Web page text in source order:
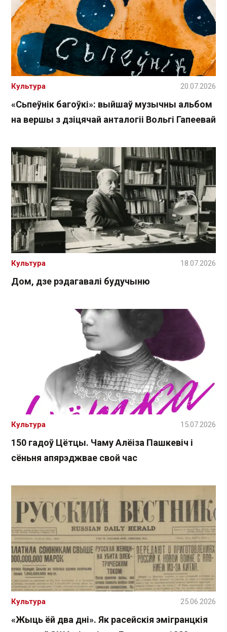
«Сьпеўнік багоўкі»: выйшаў музычны альбом
на вершы з дзіцячай анталогіі Вольгі Гапеевай
Культура 20.07.2026
Дом, дзе рэдагавалі будучыню
Культура 18.07.2026
150 гадоў Цётцы. Чаму Алёіза Пашкевіч і
сёньня апярэджвае свой час
Культура 15.07.2026
«Жыць ёй два дні». Як расейскія эмігранцкія
Культура 25.06.2026